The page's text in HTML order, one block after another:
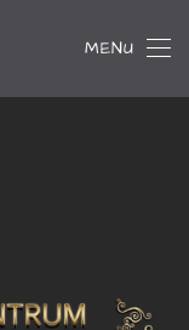
MENU